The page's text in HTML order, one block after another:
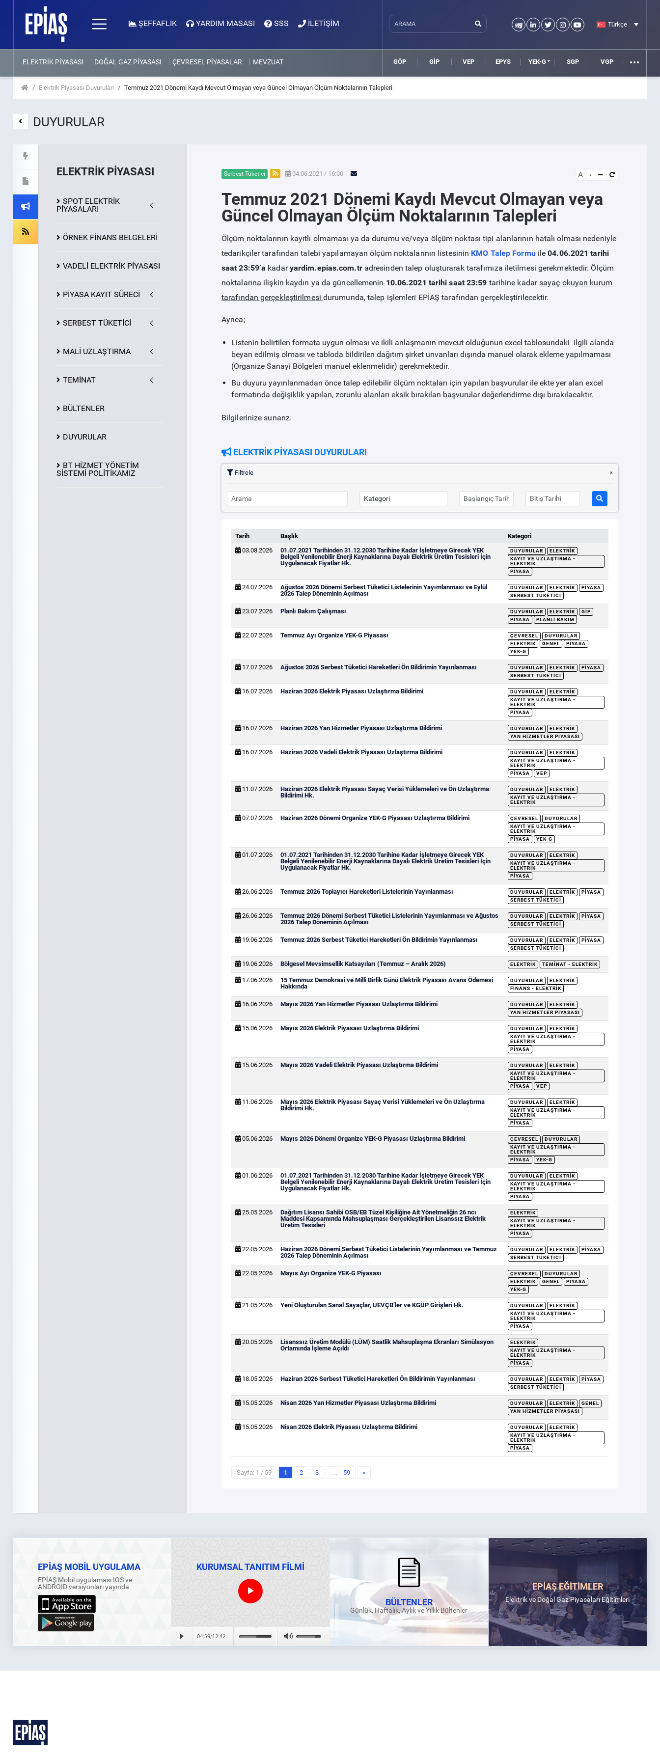
ŞEFFAFLIK YARDIM MASASI SSS İLETİŞİM Türkçe
ELEKTRİK PİYASASI DOĞAL GAZ PİYASASI ÇEVRESEL PİYASALAR MEVZUAT GÖP GİP VEP EPYS YEK-G SGP VGP
Elektrik Piyasası Duyuruları Temmuz 2021 Dönemi Kaydı Mevcut Olmayan veya Güncel Olmayan Ölçüm Noktalarının Talepleri
DUYURULAR
ELEKTRİK PİYASASI
SPOT ELEKTRİK
PİYASALARI
ÖRNEK FİNANS BELGELERİ
VADELİ ELEKTRİK PİYASASI
PİYASAKAYIT SÜRECİ
SERBEST TÜKETİCİ
MALİ UZLAŞTIRMA
TEMİNAT
BÜLTENLER
DUYURULAR
BT HİZMET YÖNETİM
SİSTEMİ POLİTİKAMIZ
Serbest Tüketici 04.06.2021 / 16:00 A
Temmuz 2021 Dönemi Kaydı Mevcut Olmayan veya
Güncel Olmayan Ölçüm Noktalarının Talepleri
Ölçüm noktalarının kayıtlı olmaması ya da durumu ve/veya ölçüm noktası tipi alanlarının hatalı olması nedeniyle
tedarikçiler tarafından talebi yapılamayan ölçüm noktalarının listesinin KMO Talep Formuile04.06.2021 tarihi
saat 23:59’a kadaryardim.epias.com.tr adresinden talep oluşturarak tarafımıza iletilmesi gerekmektedir. Ölçüm
noktalarına ilişkin kaydın ya da güncellemenin 10.06.2021 tarihi saat 23:59 tarihine kadarsayaç okuyan kurum
tarafındangerçekleştirilmesi durumunda, talep işlemleri EPİAŞ tarafından gerçekleştirilecektir.
Ayrıca;
Listenin belirtilen formata uygun olması ve ikili anlaşmanın mevcut olduğunun excel tablosundaki ilgili alanda
beyan edilmiş olması ve tabloda bildirilen dağıtım şirket unvanları dışında manuel olarak ekleme yapılmaması
(Organize Sanayi Bölgeleri manuel eklenmelidir) gerekmektedir.
Bu duyuru yayınlanmadan önce talep edilebilir ölçüm noktaları için yapılan başvurular ile ekte yer alan excel
formatında değişiklik yapılan, zorunlu alanları eksik bırakılan başvurular değerlendirme dışı bırakılacaktır.
Bilgilerinize sunarız.
ELEKTRİK PİYASASI DUYURULARI
Filtrele
Tarih Başlık
Kategori
03.08.2026
01.07.2021 Tarihinden 31.12.2030 Tarihine Kadar İşletmeye Girecek YEK
Belgeli Yenilenebilir Enerji Kaynaklarına Dayalı Elektrik Üretim Tesisleri İçin
Uygulanacak Fiyatlar Hk.
DUYURULAR
ELEKTRIK
KAYIT VE UZLAŞTIRMA -
ELEKTRIK
PIYASA
24.07.2026
Ağustos 2026 Dönemi Serbest Tüketici Listelerinin Yayımlanması ve Eylül
2026 Talep Döneminin Açılması
DUYURULAR ELEKTRIK
PIYASA
SERBEST TÜKETICI
23.07.2026 Planlı Bakım Çalışması DUYURULAR ELEKTRIK
GİP
PIYASA
PLANLI BAKIM
22.07.2026 Temmuz Ayı Organize YEK-G Piyasası ÇEVRESEL
DUYURULAR
ELEKTRIK
GENEL
PIYASA
YEK-G
17.07.2026 Ağustos 2026 Serbest Tüketici Hareketleri Ön Bildirimin Yayınlanması DUYURULAR ELEKTRIK
PIYASA
SERBEST TÜKETICI
16.07.2026 Haziran 2026 Elektrik Piyasası Uzlaştırma Bildirimi DUYURULAR
ELEKTRIK
KAYIT VE UZLAŞTIRMA -
ELEKTRIK
PIYASA
16.07.2026 Haziran 2026 Yan Hizmetler Piyasası Uzlaştırma Bildirimi DUYURULAR
ELEKTRIK
YAN HIZMETLER PIYASASI
16.07.2026 Haziran 2026 Vadeli Elektrik Piyasası Uzlaştırma Bildirimi DUYURULAR
ELEKTRIK
KAYIT VE UZLAŞTIRMA -
ELEKTRIK
PIYASA
VEP
11.07.2026
Haziran 2026 Elektrik Piyasası Sayaç Verisi Yüklemeleri ve Ön Uzlaştırma
Bildirimi Hk.
DUYURULAR
ELEKTRIK
KAYIT VE UZLAŞTIRMA -
ELEKTRIK
07.07.2026 Haziran 2026 Dönemi Organize YEK-G Piyasası Uzlaştırma Bildirimi ÇEVRESEL
DUYURULAR
KAYIT VE UZLAŞTIRMA -
ELEKTRIK
PIYASA
YEK-G
01.07.2026
01.07.2021 Tarihinden 31.12.2030 Tarihine Kadar İşletmeye Girecek YEK
Belgeli Yenilenebilir Enerji Kaynaklarına Dayalı Elektrik Üretim Tesisleri İçin
Uygulanacak Fiyatlar Hk.
DUYURULAR
ELEKTRIK
KAYIT VE UZLAŞTIRMA -
ELEKTRIK
PIYASA
26.06.2026 Temmuz 2026 Toplayıcı Hareketleri Listelerinin Yayınlanması DUYURULAR ELEKTRIK
PIYASA
SERBEST TÜKETICI
26.06.2026
Temmuz 2026 Dönemi Serbest Tüketici Listelerinin Yayımlanması ve Ağustos
2026 Talep Döneminin Açılması
DUYURULAR ELEKTRIK
PIYASA
SERBEST TÜKETICI
19.06.2026 Temmuz 2026 Serbest Tüketici Hareketleri Ön Bildirimin Yayınlanması DUYURULAR ELEKTRIK
PIYASA
SERBEST TÜKETICI
19.06.2026 Bölgesel Mevsimsellik Katsayıları (Temmuz – Aralık 2026) ELEKTRIK TEMINAT - ELEKTRIK
17.06.2026
15 Temmuz Demokrasi ve Milli Birlik Günü Elektrik Piyasası Avans Ödemesi
Hakkında
DUYURULAR
ELEKTRIK
FINANS - ELEKTRIK
16.06.2026 Mayıs 2026 Yan Hizmetler Piyasası Uzlaştırma Bildirimi DUYURULAR
ELEKTRIK
YAN HIZMETLER PIYASASI
15.06.2026 Mayıs 2026 Elektrik Piyasası Uzlaştırma Bildirimi DUYURULAR
ELEKTRIK
KAYIT VE UZLAŞTIRMA -
ELEKTRIK
PIYASA
15.06.2026 Mayıs 2026 Vadeli Elektrik Piyasası Uzlaştırma Bildirimi DUYURULAR
ELEKTRIK
KAYIT VE UZLAŞTIRMA -
ELEKTRIK
PIYASA
VEP
11.06.2026
Mayıs 2026 Elektrik Piyasası Sayaç Verisi Yüklemeleri ve Ön Uzlaştırma
Bildirimi Hk.
DUYURULAR
ELEKTRIK
KAYIT VE UZLAŞTIRMA -
ELEKTRIK
PIYASA
05.06.2026 Mayıs 2026 Dönemi Organize YEK-G Piyasası Uzlaştırma Bildirimi ÇEVRESEL
DUYURULAR
KAYIT VE UZLAŞTIRMA -
ELEKTRIK
PIYASA
YEK-G
01.06.2026
01.07.2021 Tarihinden 31.12.2030 Tarihine Kadar İşletmeye Girecek YEK
Belgeli Yenilenebilir Enerji Kaynaklarına Dayalı Elektrik Üretim Tesisleri İçin
Uygulanacak Fiyatlar Hk.
DUYURULAR
ELEKTRIK
KAYIT VE UZLAŞTIRMA -
ELEKTRIK
PIYASA
25.05.2026
Dağıtım Lisansı Sahibi OSB/EB Tüzel Kişiliğine Ait Yönetmeliğin 26 ncı
Maddesi Kapsamında Mahsuplaşması Gerçekleştirilen Lisanssız Elektrik
Üretim Tesisleri
ELEKTRIK
KAYIT VE UZLAŞTIRMA -
ELEKTRIK
PIYASA
22.05.2026
Haziran 2026 Dönemi Serbest Tüketici Listelerinin Yayımlanması ve Temmuz
2026 Talep Döneminin Açılması
DUYURULAR ELEKTRIK
PIYASA
SERBEST TÜKETICI
22.05.2026 Mayıs Ayı Organize YEK-G Piyasası ÇEVRESEL
DUYURULAR
ELEKTRIK
GENEL
PIYASA
YEK-G
21.05.2026 Yeni Oluşturulan Sanal Sayaçlar, UEVÇB’ler ve KGÜP Girişleri Hk. DUYURULAR
ELEKTRIK
KAYIT VE UZLAŞTIRMA -
ELEKTRIK
PIYASA
20.05.2026
Lisanssız Üretim Modülü (LÜM) Saatlik Mahsuplaşma Ekranları Simülasyon
Ortamında İşleme Açıldı
ELEKTRIK
KAYIT VE UZLAŞTIRMA -
ELEKTRIK
PIYASA
18.05.2026 Haziran 2026 Serbest Tüketici Hareketleri Ön Bildirimin Yayınlanması DUYURULAR ELEKTRIK
PIYASA
SERBEST TÜKETICI
15.05.2026 Nisan 2026 Yan Hizmetler Piyasası Uzlaştırma Bildirimi DUYURULAR ELEKTRIK
GENEL
YAN HIZMETLER PIYASASI
15.05.2026 Nisan 2026 Elektrik Piyasası Uzlaştırma Bildirimi DUYURULAR
ELEKTRIK
KAYIT VE UZLAŞTIRMA -
ELEKTRIK
PIYASA
Sayfa: 1 / 59 1 2 3 … 59 »
EPİAŞ MOBİL UYGULAMA
EPİAŞ Mobil uygulaması IOS ve
ANDROID versiyonları yayında
KURUMSAL TANITIM FİLMİ
BÜLTENLER
Günlük, Haftalık, Aylık ve Yıllık Bültenler
EPİAŞ EĞİTİMLER
Elektrik ve Doğal Gaz Piyasaları Eğitimleri